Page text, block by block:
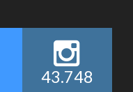
43.748